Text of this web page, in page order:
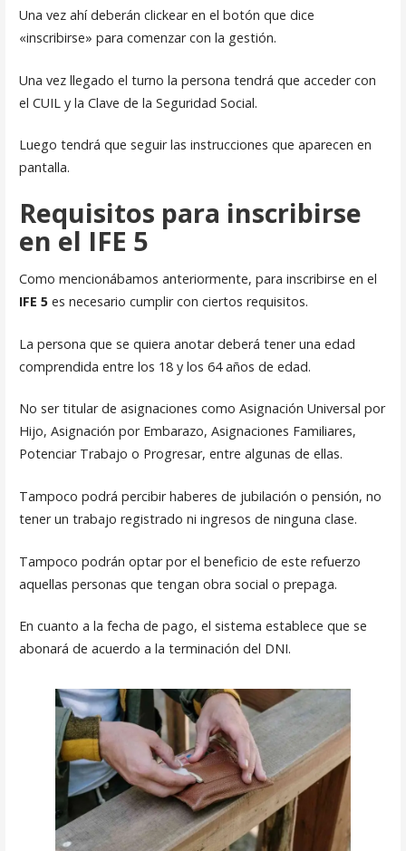
Una vez ahí deberán clickear en el botón que dice
«inscribirse» para comenzar con la gestión.
Una vez llegado el turno la persona tendrá que acceder con
el CUIL y la Clave de la Seguridad Social.
Luego tendrá que seguir las instrucciones que aparecen en
pantalla.
Requisitos para inscribirse
en el IFE 5
Como mencionábamos anteriormente, para inscribirse en el
IFE 5es necesario cumplir con ciertos requisitos.
La persona que se quiera anotar deberá tener una edad
comprendida entre los 18 y los 64 años de edad.
No ser titular de asignaciones como Asignación Universal por
Hijo, Asignación por Embarazo, Asignaciones Familiares,
Potenciar Trabajo o Progresar, entre algunas de ellas.
Tampoco podrá percibir haberes de jubilación o pensión, no
tener un trabajo registrado ni ingresos de ninguna clase.
Tampoco podrán optar por el beneficio de este refuerzo
aquellas personas que tengan obra social o prepaga.
En cuanto a la fecha de pago, el sistema establece que se
abonará de acuerdo a la terminación del DNI.